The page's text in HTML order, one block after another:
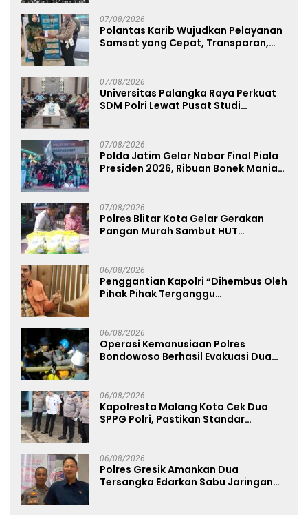
07/08/2026
Polantas Karib Wujudkan Pelayanan
Samsat yang Cepat, Transparan,
07/08/2026
Universitas Palangka Raya Perkuat
SDM Polri Lewat Pusat Studi
07/08/2026
Polda Jatim Gelar Nobar Final Piala
Presiden 2026, Ribuan Bonek Mania
07/08/2026
Polres Blitar Kota Gelar Gerakan
Pangan Murah Sambut HUT
06/08/2026
Penggantian Kapolri “Dihembus Oleh
Pihak Pihak Terganggu
06/08/2026
Operasi Kemanusiaan Polres
Bondowoso Berhasil Evakuasi Dua
06/08/2026
Kapolresta Malang Kota Cek Dua
SPPG Polri, Pastikan Standar
06/08/2026
Polres Gresik Amankan Dua
Tersangka Edarkan Sabu Jaringan